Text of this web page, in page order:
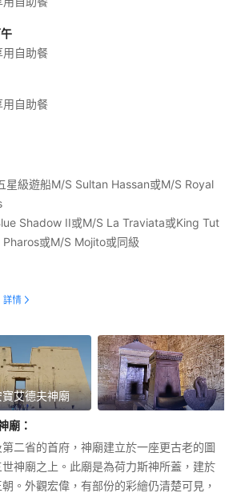
午
自助餐
自助餐
星級遊船M/S Sultan Hassan或M/S Royal
Shadow II或M/S La Traviata或King Tut
Pharos或M/S Mojito或同級
艾德夫神廟
廟 ：
二省的首府，神廟建立於一座更古老的圖
神廟之上。此廟是為荷力斯神所蓋，建於
。外觀宏偉，有部份的彩繪仍清楚可見，